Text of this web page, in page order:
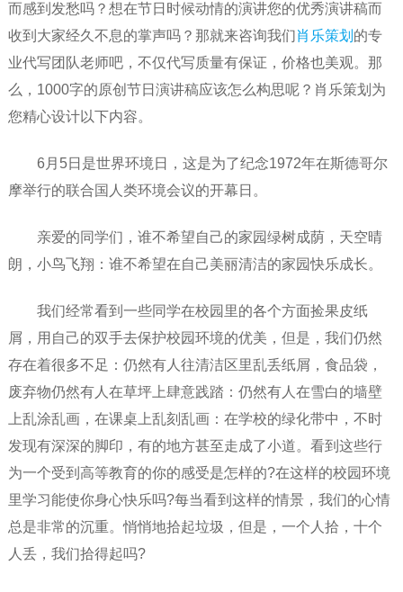
而感到发愁吗？想在节日时候动情的演讲您的优秀演讲稿而
收到大家经久不息的掌声吗？那就来咨询我们肖乐策划 的专
业代写团队老师吧，不仅代写质量有保证，价格也美观。那
么，1000字的原创节日演讲稿应该怎么构思呢？肖乐策划为
您精心设计以下内容。
6月5日是世界环境日，这是为了纪念1972年在斯德哥尔
摩举行的联合国人类环境会议的开幕日。
亲爱的同学们，谁不希望自己的家园绿树成荫，天空晴
朗，小鸟飞翔：谁不希望在自己美丽清洁的家园快乐成长。
我们经常看到一些同学在校园里的各个方面捡果皮纸
屑，用自己的双手去保护校园环境的优美，但是，我们仍然
存在着很多不足：仍然有人往清洁区里乱丢纸屑，食品袋，
废弃物仍然有人在草坪上肆意践踏：仍然有人在雪白的墙壁
上乱涂乱画，在课桌上乱刻乱画：在学校的绿化带中，不时
发现有深深的脚印，有的地方甚至走成了小道。看到这些行
为一个受到高等教育的你的感受是怎样的?在这样的校园环境
里学习能使你身心快乐吗?每当看到这样的情景，我们的心情
总是非常的沉重。悄悄地拾起垃圾，但是，一个人拾，十个
人丢，我们拾得起吗?